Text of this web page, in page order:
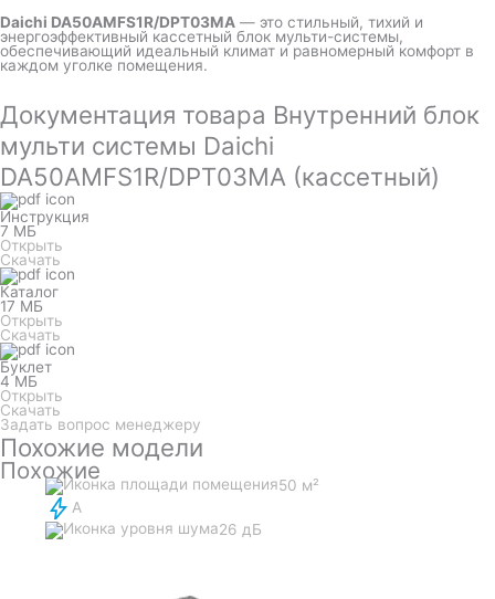
Daichi DA50AMFS1R/DPT03MA — это стильный, тихий и
энергоэффективный кассетный блок мульти-системы,
обеспечивающий идеальный климат и равномерный комфорт в
каждом уголке помещения.
Документация товара Внутренний блок
мульти системы Daichi
DA50AMFS1R/DPT03MA (кассетный)
Инструкция
7 МБ
Открыть
Скачать
Каталог
17 МБ
Открыть
Скачать
Буклет
4 МБ
Открыть
Скачать
Задать вопрос менеджеру
Похожие модели
Похожие
50 м²
A
26 дБ